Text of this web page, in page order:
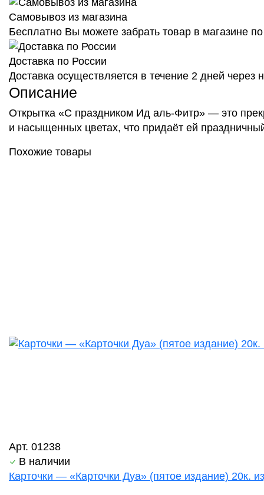
Самовывоз из магазина
Бесплатно Вы можете забрать товар в магазине
Доставка по России
Доставка осуществляется в течение 2 дней
Описание
Открытка «С праздником Ид аль-Фитр» — это
и насыщенных цветах, что придаёт ей
Похожие товары
Арт. 01238
В наличии
Карточки — «Карточки Дуа» (пятое издание) 20к.